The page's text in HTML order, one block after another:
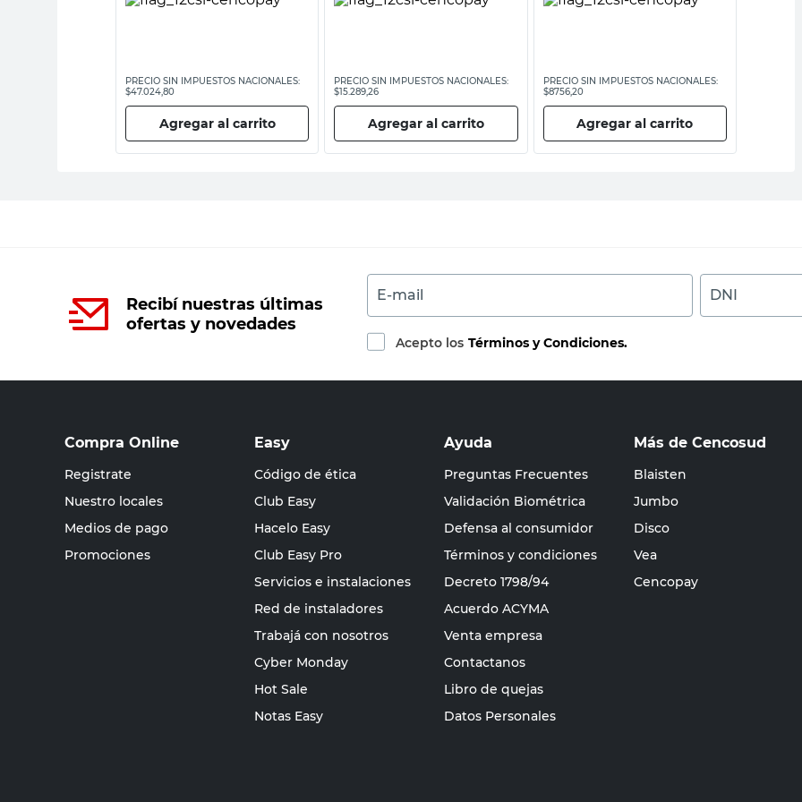
PRECIO SIN IMPUESTOS NACIONALES:
$47.024,80
Agregar al carrito
PRECIO SIN IMPUESTOS NACIONALES:
$15.289,26
Agregar al carrito
PRECIO SIN IMPUESTOS NACIONALES:
$8756,20
Agregar al carrito
Recibí nuestras últimas
ofertas y novedades
E-mail DNI
Acepto los Términos y Condiciones.
Compra Online
Registrate
Nuestro locales
Medios de pago
Promociones
Easy
Código de ética
Club Easy
Hacelo Easy
Club Easy Pro
Servicios e instalaciones
Red de instaladores
Trabajá con nosotros
Cyber Monday
Hot Sale
Notas Easy
Ayuda
Preguntas Frecuentes
Validación Biométrica
Defensa al consumidor
Términos y condiciones
Decreto 1798/94
Acuerdo ACYMA
Venta empresa
Contactanos
Libro de quejas
Datos Personales
Más de Cencosud
Blaisten
Jumbo
Disco
Vea
Cencopay